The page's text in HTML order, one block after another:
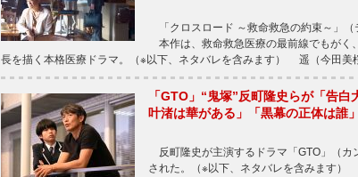
「クロスロード ～救命救急の約束～」（
本作は、救命救急医療の最前線でもがく
長を描く本格医療ドラマ。（※以下、ネタバレを含みます） 遥（今田美
「GTO」“鬼塚”反町隆史らが「告
叶渚は華がある」「黒幕の正体は誰」
反町隆史が主演するドラマ「GTO」（カ
された。（※以下、ネタバレを含みます